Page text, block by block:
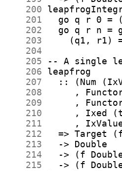
    200
    201
    202
    203
    204
    205
    206
    207
    208
    209
    210
    211
    212
    213
    214
    215